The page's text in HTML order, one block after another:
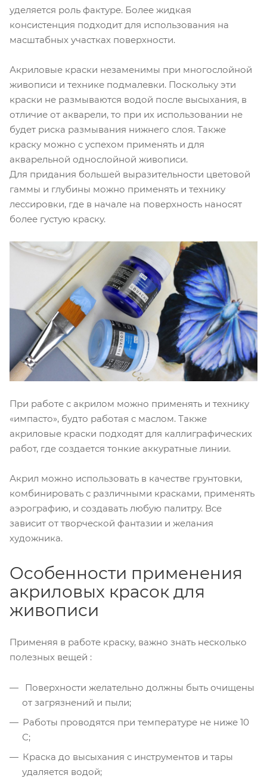
уделяется роль фактуре. Более жидкая
консистенция подходит для использования на
масштабных участках поверхности.
Акриловые краски незаменимы при многослойной
живописи и технике подмалевки. Поскольку эти
краски не размываются водой после высыхания, в
отличие от акварели, то при их использовании не
будет риска размывания нижнего слоя. Также
краску можно с успехом применять и для
акварельной однослойной живописи.
Для придания большей выразительности цветовой
гаммы и глубины можно применять и технику
лессировки, где в начале на поверхность наносят
более густую краску.
При работе с акрилом можно применять и технику
«импасто», будто работая с маслом. Также
акриловые краски подходят для каллиграфических
работ, где создается тонкие аккуратные линии.
Акрил можно использовать в качестве грунтовки,
комбинировать с различными красками, применять
аэрографию, и создавать любую палитру. Все
зависит от творческой фантазии и желания
художника.
Особенности применения
акриловых красок для
живописи
Применяя в работе краску, важно знать несколько
полезных вещей :
Поверхности желательно должны быть очищены
от загрязнений и пыли;
Работы проводятся при температуре не ниже 10
С;
Краска до высыхания с инструментов и тары
удаляется водой;